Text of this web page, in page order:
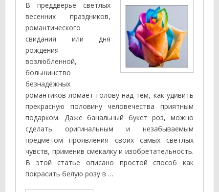
В преддверье светлых
весенних праздников,
романтического
свидания или дня
рождения
возлюбленной,
большинство
безнадёжных
романтиков ломает голову над тем, как удивить
прекрасную половину человечества приятным
подарком. Даже банальный букет роз, можно
сделать оригинальным и незабываемым
предметом проявления своих самых светлых
чувств, применив смекалку и изобретательность.
В этой статье описано простой способ как
покрасить белую розу в …